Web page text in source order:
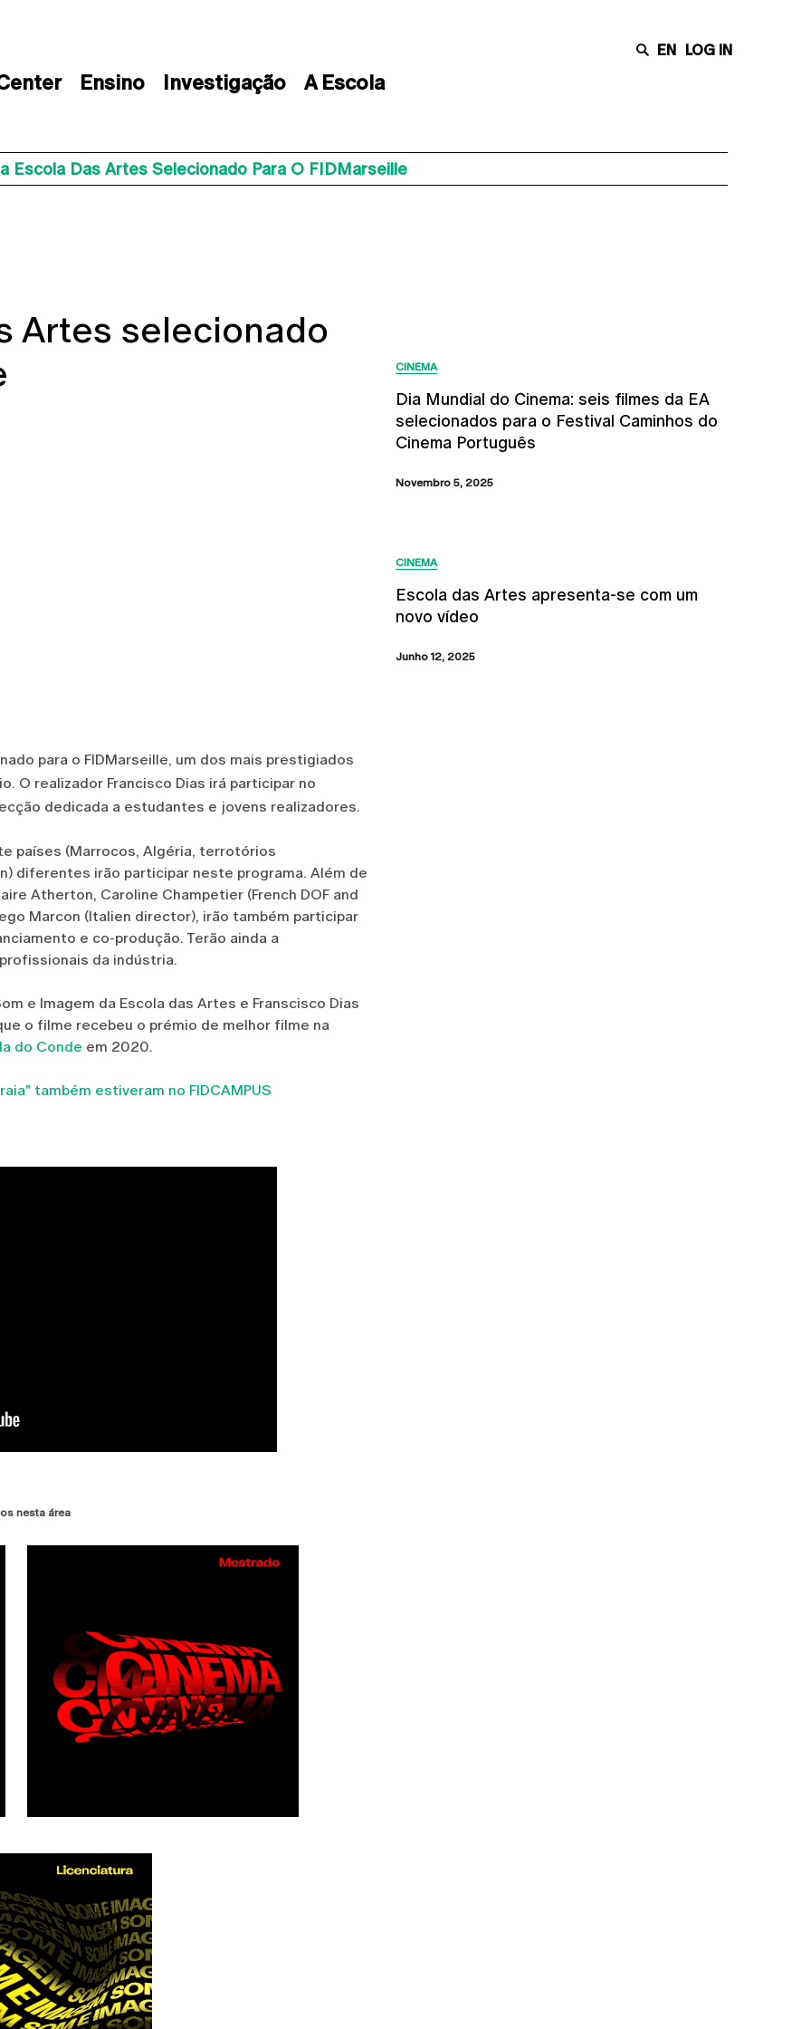
Ensino Investigação A Escola
EN LOG IN
Escola Das Artes Selecionado Para O FIDMarseille
Artes selecionado
para o FIDMarseille, um dos mais prestigiados
O realizador Francisco Dias irá participar no
dedicada a estudantes e jovens realizadores.
países (Marrocos, Algéria, terrotórios
diferentes irão participar neste programa. Além de
Atherton, Caroline Champetier (French DOF and
Marcon (Italien director), irão também participar
e co-produção. Terão ainda a
da indústria.
e Imagem da Escola das Artes e Franscisco Dias
o filme recebeu o prémio de melhor filme na
do Conde em 2020.
também estiveram no FIDCAMPUS
nesta área
CINEMA
Dia Mundial do Cinema: seis filmes da EA
selecionados para o Festival Caminhos do
Cinema Português
Novembro 5, 2025
CINEMA
Escola das Artes apresenta-se com um
novo vídeo
Junho 12, 2025